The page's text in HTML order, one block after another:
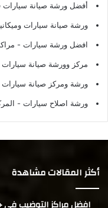
أفضل ورشة صيانة
ورشة صيانة سيارات
افضل ورشة سيارات -
مركز وورشة صيانة
ورشة ومركز صيانة سيارات
ورشة اصلاح سيارات -
أكثر المقالات مشاهدة